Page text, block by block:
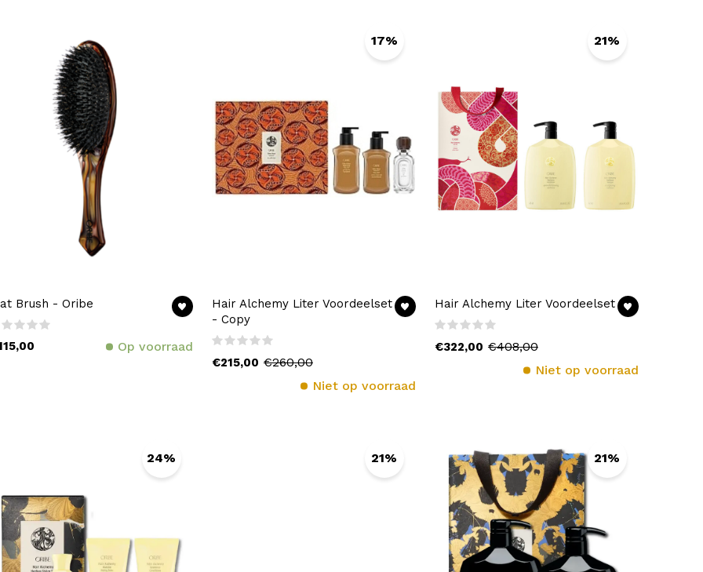
Brush - Oribe
Op voorraad
17%
Hair Alchemy Liter Voordeelset
- Copy
€215,00 €260,00
Niet op voorraad
21%
Hair Alchemy Liter Voordeelset
€322,00 €408,00
Niet op voorraad
24% 21% 21%